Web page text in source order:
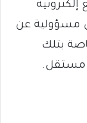
مسؤولية عن
بتلك
مستقل.